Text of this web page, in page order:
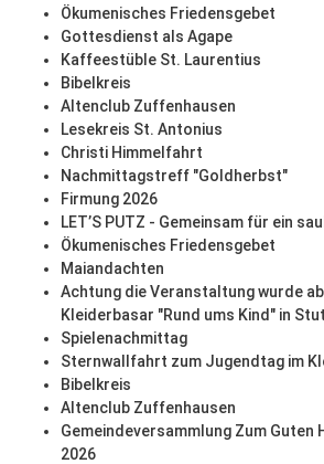
Ökumenisches Friedensgebet
Gottesdienst als Agape
Kaffeestüble St. Laurentius
Bibelkreis
Altenclub Zuffenhausen
Lesekreis St. Antonius
Christi Himmelfahrt
Nachmittagstreff "Goldherbst"
Firmung 2026
LET’S PUTZ - Gemeinsam für ein
Ökumenisches Friedensgebet
Maiandachten
Achtung die Veranstaltung wurde
Kleiderbasar "Rund ums Kind" in
Spielenachmittag
Sternwallfahrt zum Jugendtag im
Bibelkreis
Altenclub Zuffenhausen
Gemeindeversammlung Zum Guten
2026